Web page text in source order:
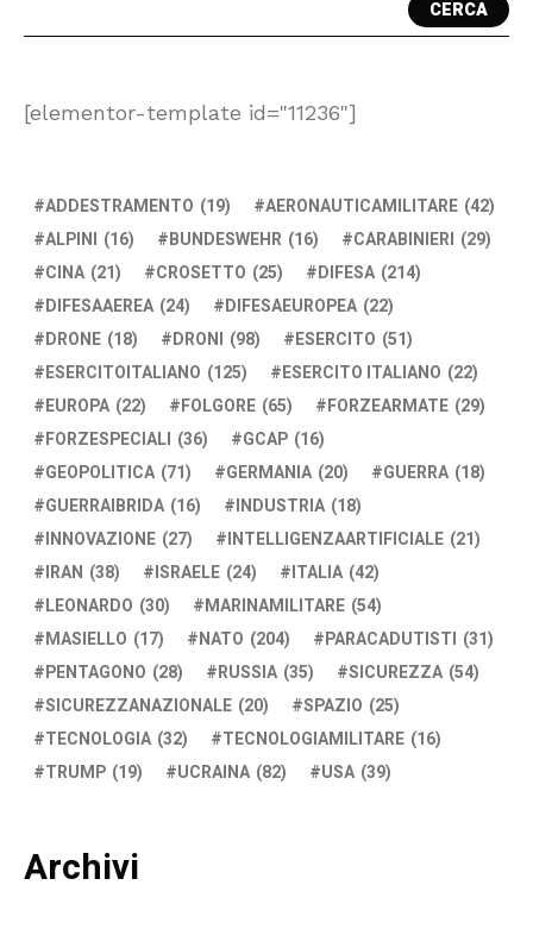
CERCA
[elementor-template id="11236"]
ADDESTRAMENTO (19) AERONAUTICAMILITARE (42)
ALPINI (16) BUNDESWEHR (16) CARABINIERI (29)
CINA (21) CROSETTO (25) DIFESA (214)
DIFESAAEREA (24) DIFESAEUROPEA (22)
DRONE (18) DRONI (98) ESERCITO (51)
ESERCITOITALIANO (125) ESERCITO ITALIANO (22)
EUROPA (22) FOLGORE (65) FORZEARMATE (29)
FORZESPECIALI (36) GCAP (16)
GEOPOLITICA (71) GERMANIA (20) GUERRA (18)
GUERRAIBRIDA (16) INDUSTRIA (18)
INNOVAZIONE (27) INTELLIGENZAARTIFICIALE (21)
IRAN (38) ISRAELE (24) ITALIA (42)
LEONARDO (30) MARINAMILITARE (54)
MASIELLO (17) NATO (204) PARACADUTISTI (31)
PENTAGONO (28) RUSSIA (35) SICUREZZA (54)
SICUREZZANAZIONALE (20) SPAZIO (25)
TECNOLOGIA (32) TECNOLOGIAMILITARE (16)
TRUMP (19) UCRAINA (82) USA (39)
Archivi